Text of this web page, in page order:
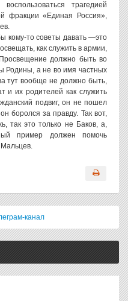
трагедией
фракции «Единая Россия»,
кому-то советы давать —это
как служить в армии,
должно быть во
Родины, а не во имя частных
тут вообще не должно быть,
и их родителей как служить
подвиг, он не пошел
боролся за правду. Так вот,
так это только не Баков, а,
пример должен помочь
канал